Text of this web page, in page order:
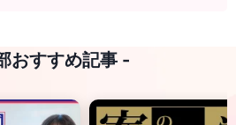
おすすめ記事 -